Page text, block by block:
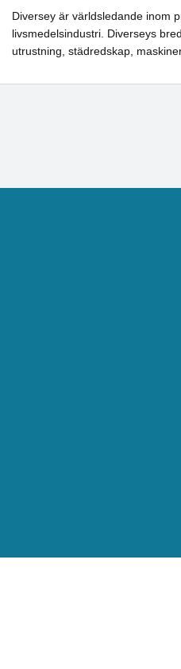
Diversey är världsledande inom
livsmedelsindustri. Diverseys
utrustning, städredskap,